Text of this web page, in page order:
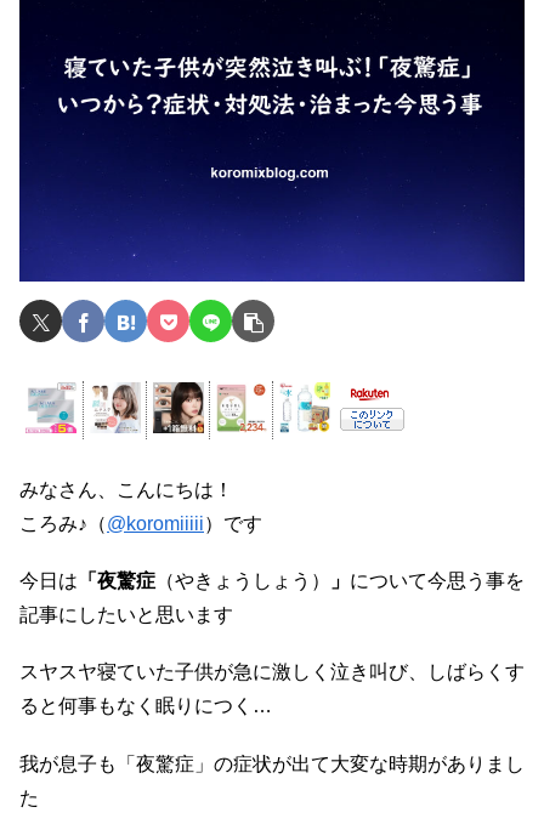
みなさん、こんにちは！
ころみ♪（@koromiiiii）です
今日は 「夜驚症 （やきょうしょう） 」 について今思う事を
記事にしたいと思います
スヤスヤ寝ていた子供が急に激しく泣き叫び、しばらくす
ると何事もなく眠りにつく…
我が息子も「夜驚症」の症状が出て大変な時期がありまし
た